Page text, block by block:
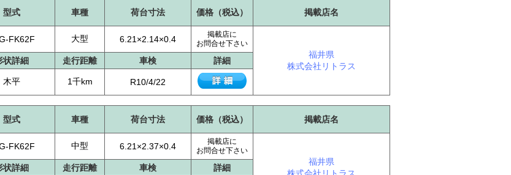
型式 車種 荷台寸法 価格（税込） 掲載店名
FK62F 大型 6.21×2.14×0.4
掲載店に
お問合せ下さい
福井県
株式会社リトラス
状詳細 走行距離 車検 詳細
木平 1千km R10/4/22
型式 車種 荷台寸法 価格（税込） 掲載店名
FK62F 中型 6.21×2.37×0.4
掲載店に
お問合せ下さい
福井県
状詳細 走行距離 車検 詳細